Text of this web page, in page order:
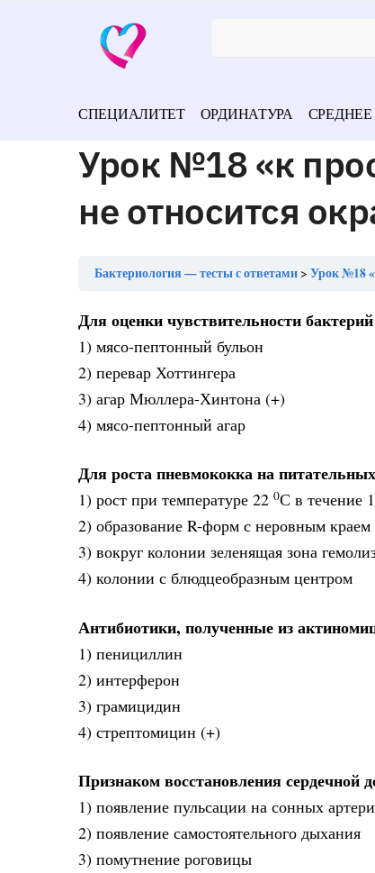
СПЕЦИАЛИТЕТ ОРДИНАТУРА СРЕДНЕЕ
Урок №18 «к
не относится
Бактериология — тесты с ответами Урок №18
Для оценки чувствительности
1) мясо-пептонный бульон
2) перевар Хоттингера
3) агар Мюллера-Хинтона (+)
4) мясо-пептонный агар
Для роста пневмококка на
1) рост при температуре 22 0С в течение
2) образование R-форм с неровным краем
3) вокруг колонии зеленящая зона
4) колонии с блюдцеобразным центром
Антибиотики, полученные из
1) пенициллин
2) интерферон
3) грамицидин
4) стрептомицин (+)
Признаком восстановления сердечной
1) появление пульсации на сонных
2) появление самостоятельного дыхания
3) помутнение роговицы